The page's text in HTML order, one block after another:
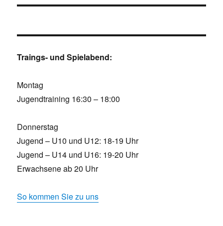
Traings- und Spielabend:
Montag
Jugendtraining 16:30 – 18:00
Donnerstag
Jugend – U10 und U12: 18-19 Uhr
Jugend – U14 und U16: 19-20 Uhr
Erwachsene ab 20 Uhr
So kommen Sie zu uns